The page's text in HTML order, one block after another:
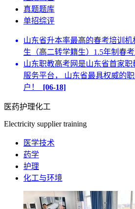
真题题库
单招综评
山东省升本率最高的春考培训机
生（高二转学籍生）1.5年制春
山东职教高考网是山东省首家
服务平台， 山东省最具权威的
户！ [06-18]
医药护理化工
Electricity supplier training
医学技术
药学
护理
化工与环境